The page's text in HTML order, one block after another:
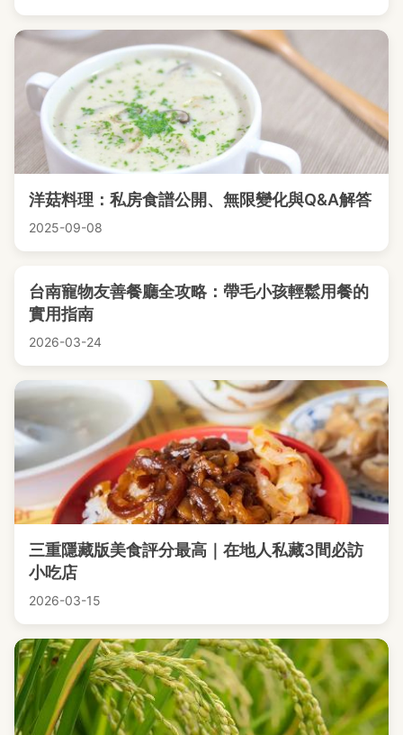
洋菇料理：私房食譜公開、無限變化與Q&A解答
2025-09-08
台南寵物友善餐廳全攻略：帶毛小孩輕鬆用餐的
實用指南
2026-03-24
三重隱藏版美食評分最高｜在地人私藏3間必訪
小吃店
2026-03-15